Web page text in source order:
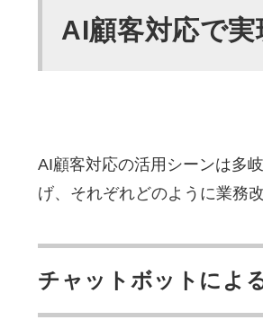
KARAKURI chatbot
AI顧客対応の導入ステ
STEP3: ツール選定
AI顧客対応で
AI顧客対応の活用シーンは多
げ、それぞれどのように業務
チャットボットによ